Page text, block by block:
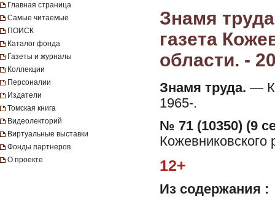
Главная страница
Самые читаемые
ПОИСК
Каталог фонда
Газеты и журналы
Коллекции
Персоналии
Издатели
Томская книга
Видеолекторий
Виртуальные выставки
Фонды партнеров
О проекте
Знамя
газета
области. -
Знамя труда. —
1965-.
№ 71 (10350) (9
Кожевниковского
12+
Из содержания :